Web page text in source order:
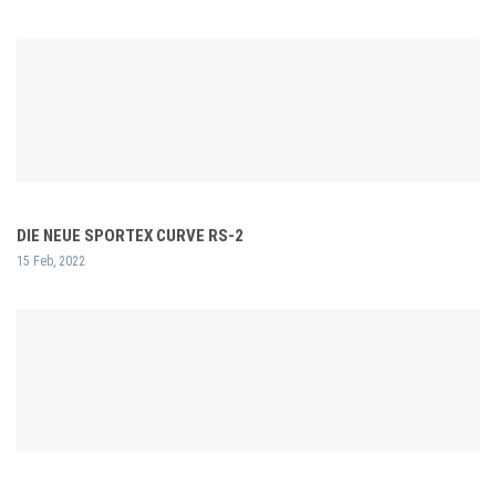
DIE NEUE SPORTEX CURVE RS-2
15 Feb, 2022